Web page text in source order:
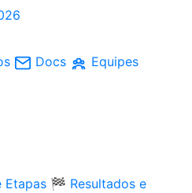
Docs
Equipes
Etapas 🏁 Resultados e